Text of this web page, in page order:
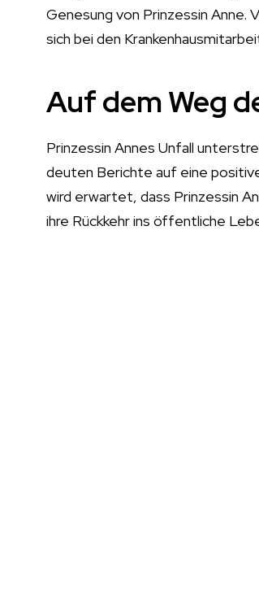
Genesung von Prinzessin Anne.
sich bei den
Auf dem Weg
Prinzessin Annes Unfall
deuten Berichte auf eine
wird erwartet, dass Prinzessin
ihre Rückkehr ins öffentliche